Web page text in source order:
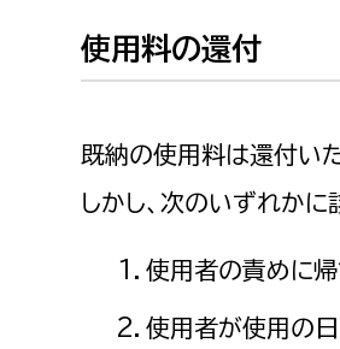
使用料の還付
既納の使用料は還付いた
しかし、次のいずれか
使用者の責めに
使用者が使用の